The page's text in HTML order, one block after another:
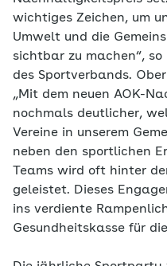
wichtiges Zeichen, um
Umwelt und die
sichtbar zu machen“,
des Sportverbands.
„Mit dem neuen AOK-
nochmals deutlicher,
Vereine in unserem
neben den sportlichen
Teams wird oft hinter
geleistet. Dieses
ins verdiente
Gesundheitskasse für